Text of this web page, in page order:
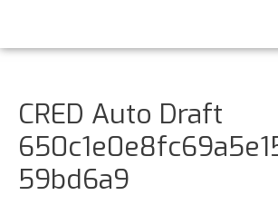
CRED Auto Draft
59bd6a9